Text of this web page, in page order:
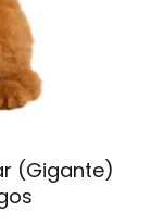
(Gigante)